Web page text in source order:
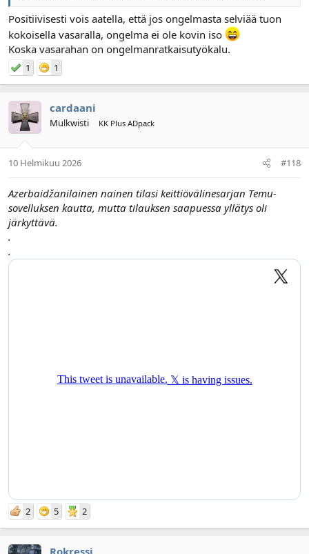
Positiivisesti vois aatella, että jos ongelmasta selviää tuon
kokoisella vasaralla, ongelma ei ole kovin iso
Koska vasarahan on ongelmanratkaisutyökalu.
1 1
cardaani
Mulkwisti KK Plus ADpack
10 Helmikuu 2026 #118
Azerbaidžanilainen nainen tilasi keittiövälinesarjan Temu-
sovelluksen kautta, mutta tilauksen saapuessa yllätys oli
järkyttävä.
.
.
2 5 2
Rokressi